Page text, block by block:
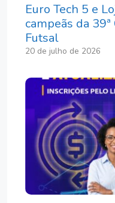
Euro Tech 5 e
campeãs da
Futsal
20 de julho de 2026